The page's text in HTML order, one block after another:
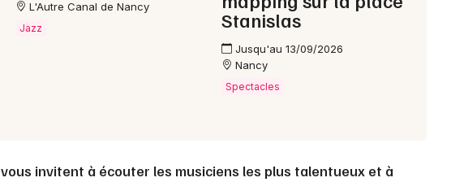
Choisir mes départements
L'Autre Canal de Nancy
Jazz
Stanislas
Jusqu'au 13/09/2026
Nancy
Spectacles
vous invitent à écouter les musiciens les plus talentueux et à